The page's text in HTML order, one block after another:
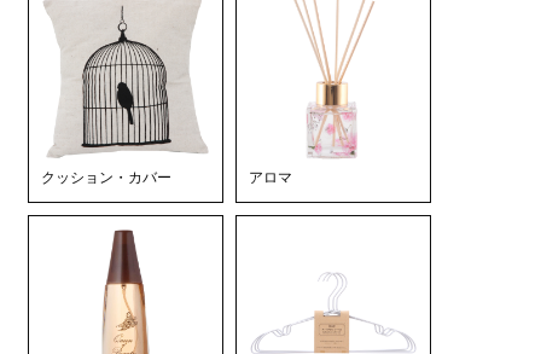
クッション・カバー アロマ